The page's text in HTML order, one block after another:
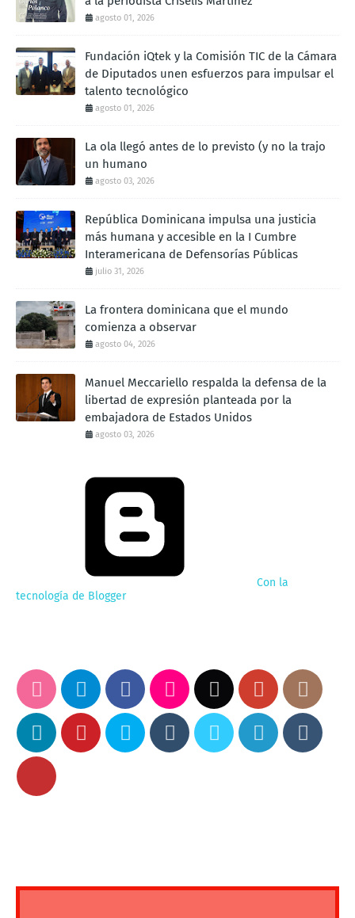
agosto 01, 2026
Fundación iQtek y la Comisión TIC de la Cámara
de Diputados unen esfuerzos para impulsar el
talento tecnológico
agosto 01, 2026
La ola llegó antes de lo previsto (y no la trajo
un humano
agosto 03, 2026
República Dominicana impulsa una justicia
más humana y accesible en la I Cumbre
Interamericana de Defensorías Públicas
julio 31, 2026
La frontera dominicana que el mundo
comienza a observar
agosto 04, 2026
Manuel Meccariello respalda la defensa de la
libertad de expresión planteada por la
embajadora de Estados Unidos
agosto 03, 2026
Con la
tecnología de Blogger